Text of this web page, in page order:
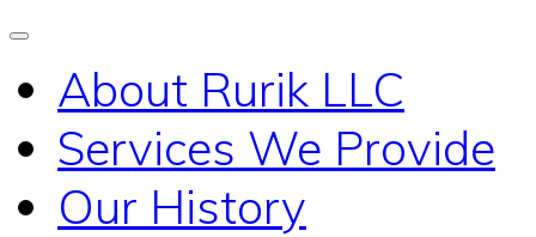
About Rurik LLC
Services We Provide
Our History